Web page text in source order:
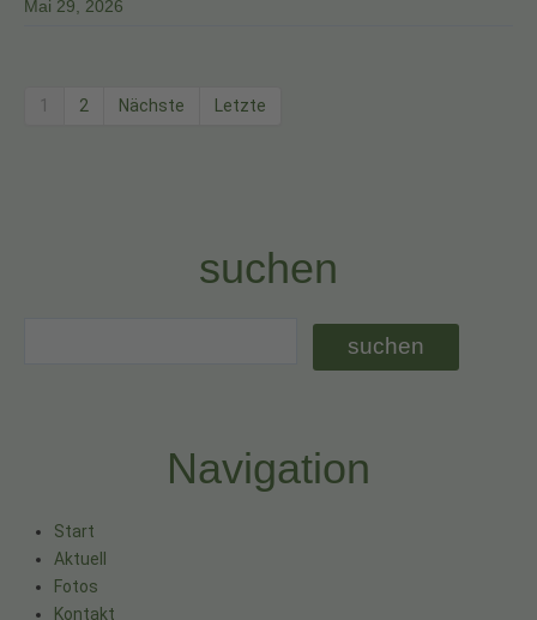
Mai 29, 2026
1 2 Nächste Letzte
suchen
Navigation
Start
Aktuell
Fotos
Kontakt